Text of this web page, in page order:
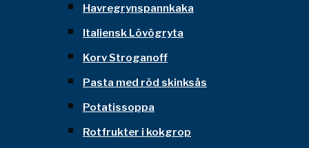
Havregrynspannkaka
Italiensk Lövögryta
Korv Stroganoff
Pasta med röd skinksås
Potatissoppa
Rotfrukter i kokgrop